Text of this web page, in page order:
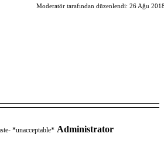
Moderatör tarafından düzenlendi: 26 Ağu
*unacceptable* Administrator